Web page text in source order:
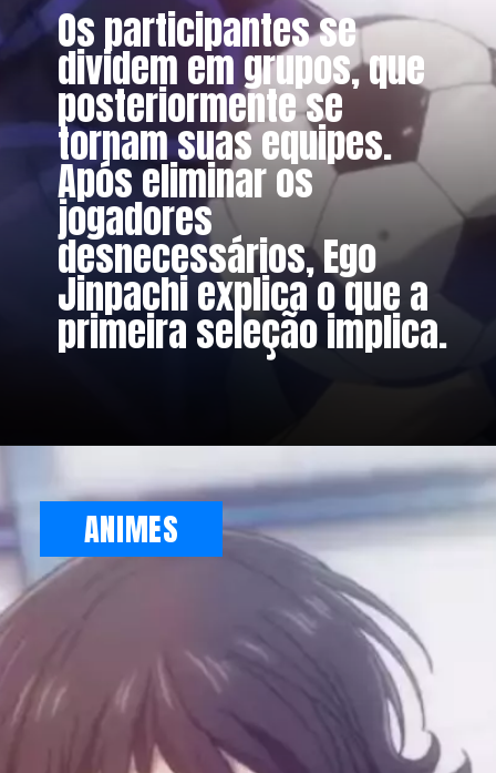
Os participantes se
dividem em grupos, que
posteriormente se
tornam suas equipes.
Após eliminar os
jogadores
desnecessários, Ego
Jinpachi explica o que a
primeira seleção implica.
ANIMES